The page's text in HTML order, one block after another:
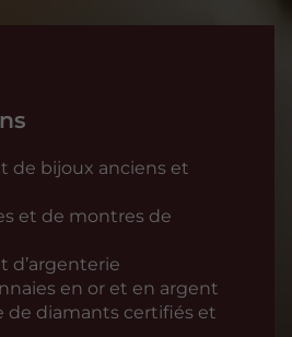
de bijoux anciens et
et de montres de
d’argenterie
en or et en argent
de diamants certifiés et